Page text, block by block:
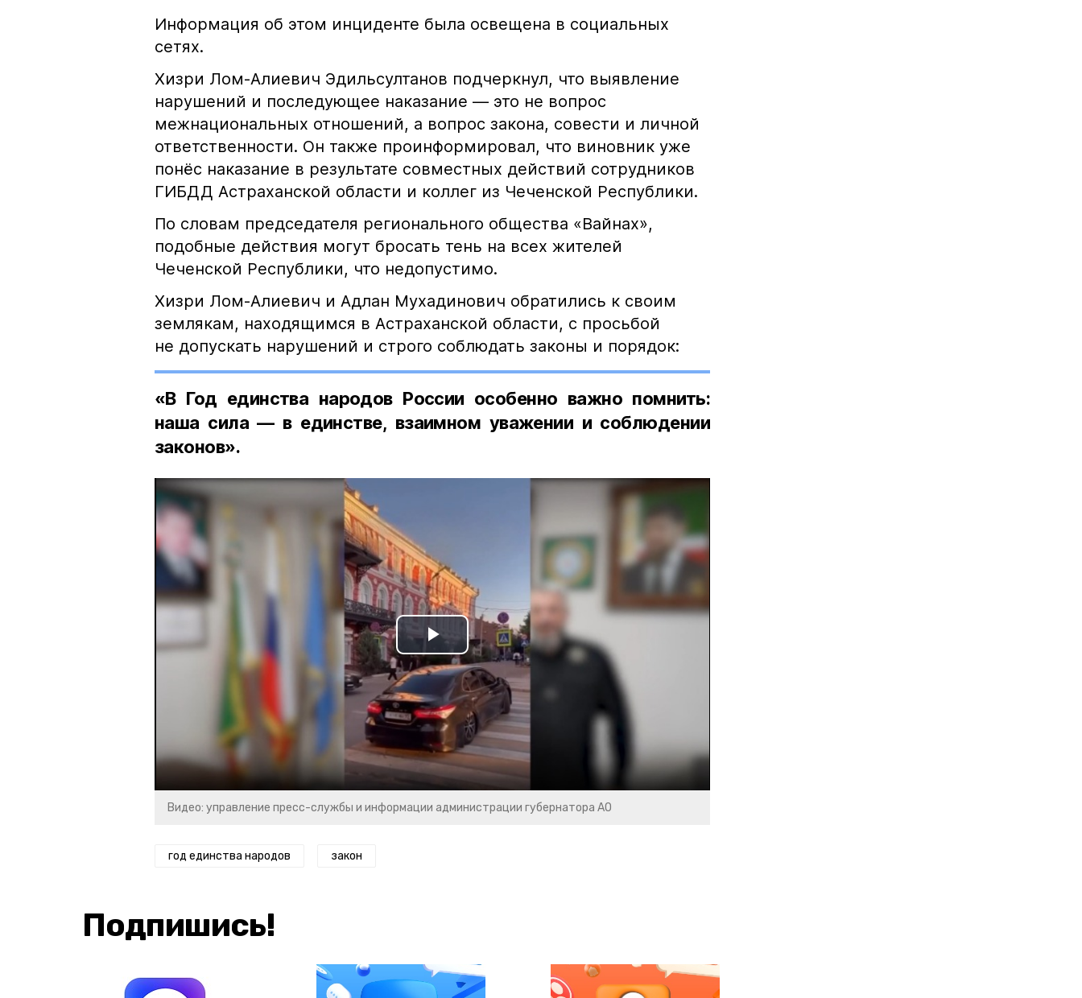
Информация об этом инциденте была освещена в социальных
сетях.
Хизри Лом-Алиевич Эдильсултанов подчеркнул, что выявление
нарушений и последующее наказание — это не вопрос
межнациональных отношений, а вопрос закона, совести и личной
ответственности. Он также проинформировал, что виновник уже
понёс наказание в результате совместных действий сотрудников
ГИБДД Астраханской области и коллег из Чеченской Республики.
По словам председателя регионального общества «Вайнах»,
подобные действия могут бросать тень на всех жителей
Чеченской Республики, что недопустимо.
Хизри Лом-Алиевич и Адлан Мухадинович обратились к своим
землякам, находящимся в Астраханской области, с просьбой
не допускать нарушений и строго соблюдать законы и порядок:
«В Год единства народов России особенно важно помнить:
наша сила — в единстве, взаимном уважении и соблюдении
законов».
Play
Video
Видео: управление пресс-службы и информации администрации губернатора АО
год единства народов закон
Подпишись!